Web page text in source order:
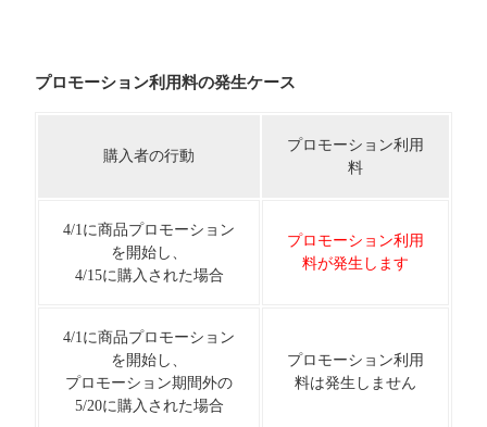
プロモーション利用料の発生ケース
購入者の行動
プロモーション利用
料
4/1に商品プロモーション
を開始し、
4/15に購入された場合
プロモーション利用
料が発生します
4/1に商品プロモーション
を開始し、
プロモーション期間外の
5/20に購入された場合
プロモーション利用
料は発生しません